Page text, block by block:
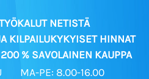
NETISTÄ
KILPAILUKYKYISET HINNAT
% SAVOLAINEN KAUPPA
MA-PE: 8.00-16.00